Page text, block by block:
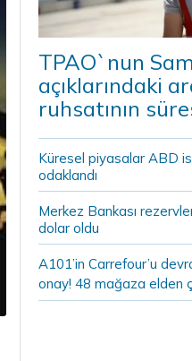
TPAO`nun
açıklarındaki
ruhsatının
Küresel piyasalar ABD
odaklandı
Merkez Bankası
dolar oldu
A101’in Carrefour’u
onay! 48 mağaza elden